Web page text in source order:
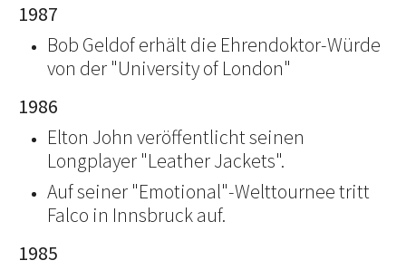
1987
Bob Geldof erhält die Ehrendoktor-Würde
von der "University of London"
1986
Elton John veröffentlicht seinen
Longplayer "Leather Jackets".
Auf seiner "Emotional"-Welttournee tritt
Falco in Innsbruck auf.
1985